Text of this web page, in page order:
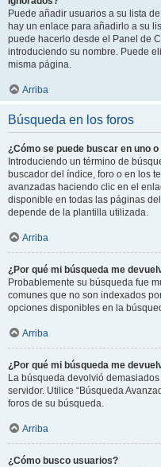
Puede añadir usuarios a su lista
hay un enlace para añadirlo a su
puede hacerlo desde el Panel de
introduciendo su nombre. Puede
misma página.
Arriba
Búsqueda en los foros
¿Cómo se puede buscar en uno
Introduciendo un término de
buscador del índice, foro o en los
avanzadas haciendo clic en el
disponible en todas las páginas
depende de la plantilla utilizada.
Arriba
¿Por qué mi búsqueda me
Probablemente su búsqueda fue
comunes que no son indexados
opciones disponibles en la
Arriba
¿Por qué mi búsqueda me
La búsqueda devolvió
servidor. Utilice “Búsqueda
foros de su búsqueda.
Arriba
¿Cómo busco usuarios?